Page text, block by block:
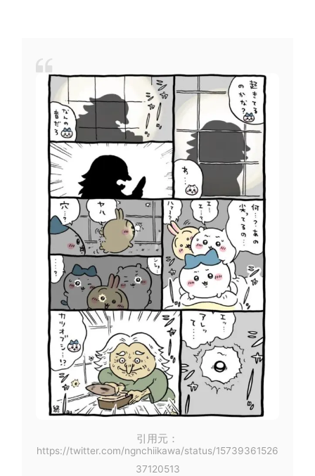
引用元：
https://twitter.com/ngnchiikawa/status/15739361526
37120513